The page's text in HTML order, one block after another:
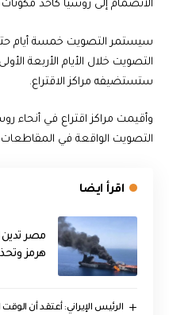
الانضمام إلى روسيا كأحد مكونات
التصويت خلال الأيام الأربعة
ستستضيفه مراكز الاقتراع.
وأقيمت مراكز اقتراع في أنحاء
التصويت الواقعة في المقاطعات
اقرأ ايضا
مصر تدين
هرمز
الرئيس الإيراني: أعتقد أن